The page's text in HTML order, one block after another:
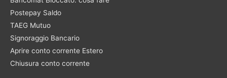
Postepay Saldo
TAEG Mutuo
Signoraggio Bancario
Aprire conto corrente Estero
Chiusura conto corrente